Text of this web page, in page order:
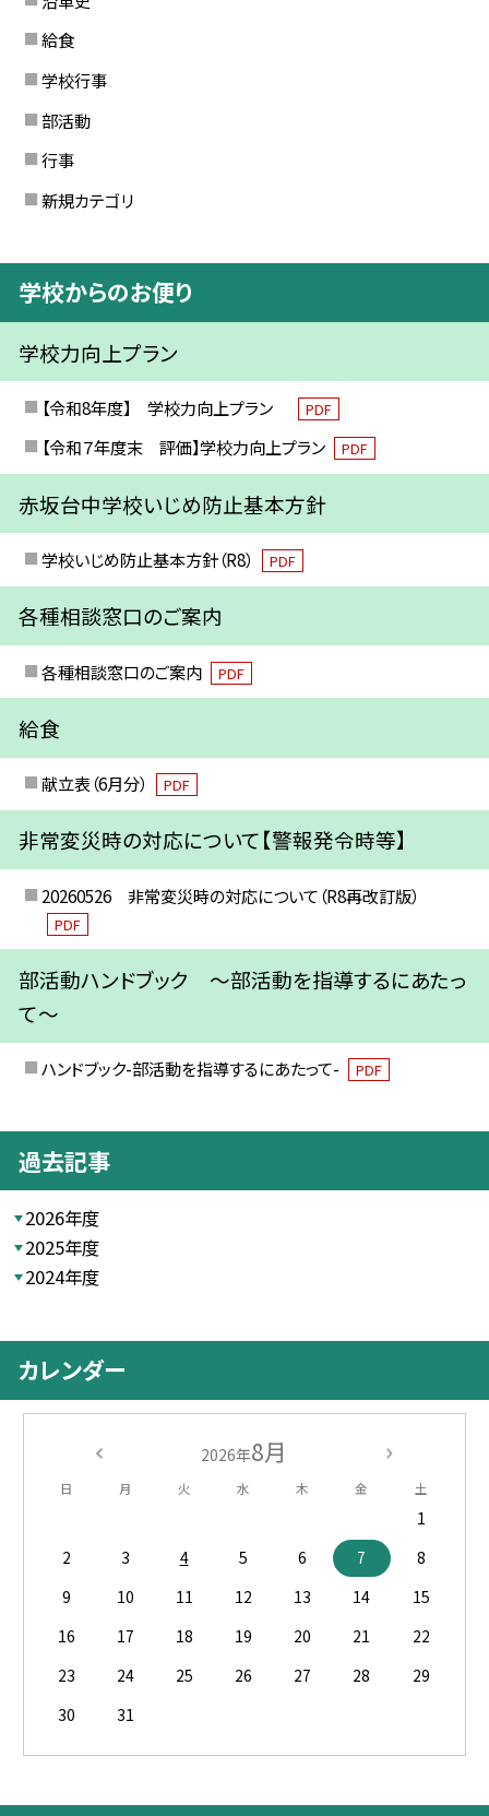
給食
学校行事
部活動
行事
新規カテゴリ
学校からのお便り
学校力向上プラン
【令和8年度】 学校力向上プラン PDF
【令和７年度末 評価】学校力向上プラン PDF
赤坂台中学校いじめ防止基本方針
学校いじめ防止基本方針（R8） PDF
各種相談窓口のご案内
各種相談窓口のご案内 PDF
給食
献立表（6月分） PDF
非常変災時の対応について【警報発令時等】
20260526 非常変災時の対応について（R8再改訂版）
PDF
部活動ハンドブック ～部活動を指導するにあたっ
て～
ハンドブック-部活動を指導するにあたって- PDF
過去記事
2026年度
2025年度
2024年度
カレンダー
2026年8月
日 月 火 水 木 金 土
1
2
3 4 5 6 7
8
9
10 11 12 13 14
15
16
17 18 19 20 21
22
23
24 25 26 27 28
29
30
31